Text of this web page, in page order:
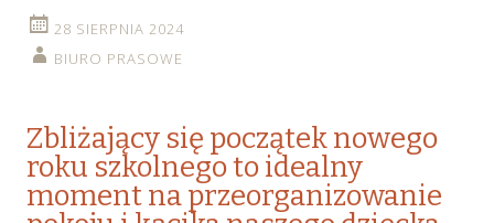
28 SIERPNIA 2024
BIURO PRASOWE
Zbliżający się początek nowego
roku szkolnego to idealny
moment na przeorganizowanie